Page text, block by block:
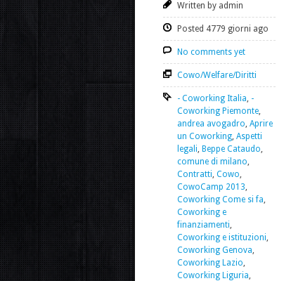
Written by admin
Posted 4779 giorni ago
No comments yet
Cowo/Welfare/Diritti
- Coworking Italia, -
Coworking Piemonte,
andrea avogadro, Aprire
un Coworking, Aspetti
legali, Beppe Cataudo,
comune di milano,
Contratti, Cowo,
CowoCamp 2013,
Coworking Come si fa,
Coworking e
finanziamenti,
Coworking e istituzioni,
Coworking Genova,
Coworking Lazio,
Coworking Liguria,